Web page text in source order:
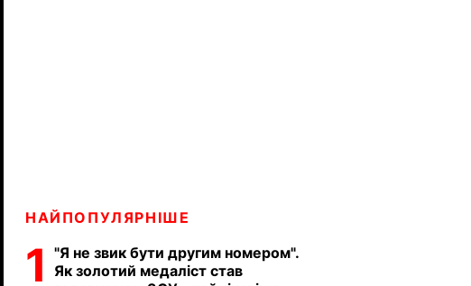
НАЙПОПУЛЯРНІШЕ
1
"Я не звик бути другим номером".
Як золотий медаліст став